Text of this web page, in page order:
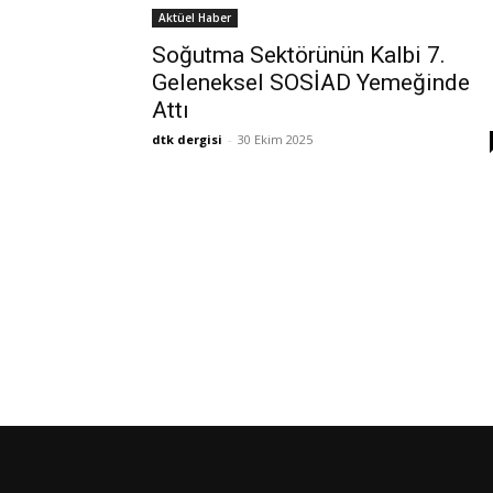
Aktüel Haber
Soğutma Sektörünün Kalbi 7.
Geleneksel SOSİAD Yemeğinde
Attı
dtk dergisi - 30 Ekim 2025